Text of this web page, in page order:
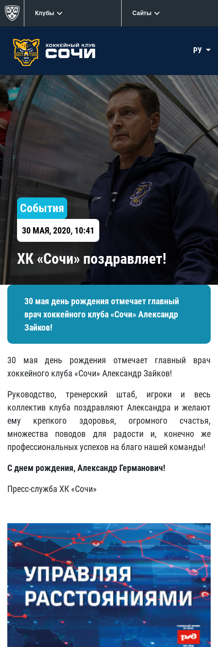
Клубы Сайты
РУ
События
30 МАЯ, 2020, 10:41
ХК «Сочи» поздравляет!
30 мая день рождения отмечает главный
врач хоккейного клуба «Сочи» Александр
Зайков!
30 мая день рождения отмечает главный врач
хоккейного клуба «Сочи» Александр Зайков!
Руководство, тренерский штаб, игроки и весь
коллектив клуба поздравляют Александра и желают
ему крепкого здоровья, огромного счастья,
множества поводов для радости и, конечно же
профессиональных успехов на благо нашей команды!
С днем рождения, Александр Германович!
Пресс-служба ХК «Сочи»